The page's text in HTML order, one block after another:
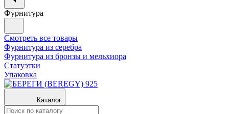
Фурнитура
Смотреть все товары
Фурнитура из серебра
Фурнитура из бронзы и мельхиора
Статуэтки
Упаковка
Каталог